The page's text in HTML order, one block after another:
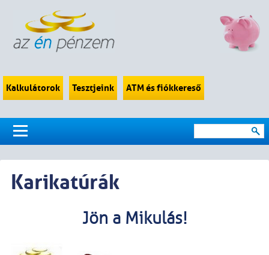
Kalkulátorok Tesztjeink ATM és fiókkereső
Karikatúrák
Jön a Mikulás!